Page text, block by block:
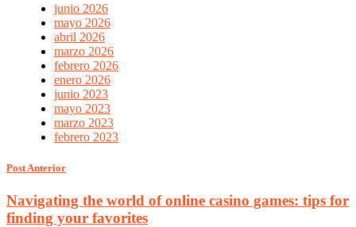
junio 2026
mayo 2026
abril 2026
marzo 2026
febrero 2026
enero 2026
junio 2023
mayo 2023
marzo 2023
febrero 2023
Post Anterior
Navigating the world of online casino games: tips for
finding your favorites